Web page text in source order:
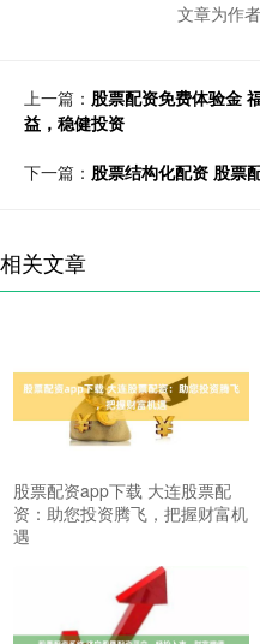
文章为作
上一篇： 股票配资免费体验金
益，稳健投资
下一篇： 股票结构化配资 股票
相关文章
股票配资app下载 大连股票配
资：助您投资腾飞，把握财富机
遇